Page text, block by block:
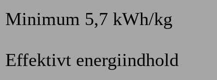
Minimum 5,7 kWh/kg
Effektivt energiindhold